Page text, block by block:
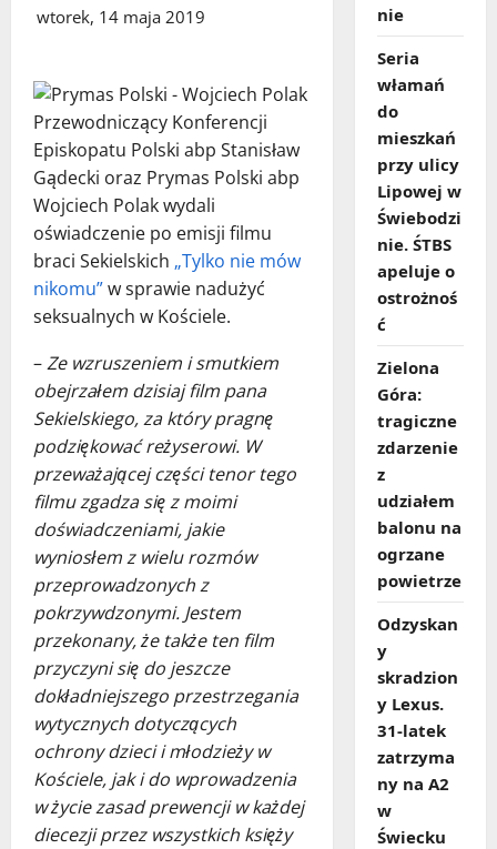
wtorek, 14 maja 2019
Przewodniczący Konferencji
Episkopatu Polski abp Stanisław
Gądecki oraz Prymas Polski abp
Wojciech Polak wydali
oświadczenie po emisji filmu
braci Sekielskich „Tylko nie mów
nikomu”w sprawie nadużyć
seksualnych w Kościele.
–Ze wzruszeniem i smutkiem
obejrzałem dzisiaj film pana
Sekielskiego, za który pragnę
podziękować reżyserowi. W
przeważającej części tenor tego
filmu zgadza się z moimi
doświadczeniami, jakie
wyniosłem z wielu rozmów
przeprowadzonych z
pokrzywdzonymi. Jestem
przekonany, że także ten film
przyczyni się do jeszcze
dokładniejszego przestrzegania
wytycznych dotyczących
ochrony dzieci i młodzieży w
Kościele, jak i do wprowadzenia
w życie zasad prewencji w każdej
diecezji przez wszystkich księży
nie
Seria
włamań
do
mieszkań
przy ulicy
Lipowej w
Świebodzi
nie. ŚTBS
apeluje o
ostrożnoś
ć
Zielona
Góra:
tragiczne
zdarzenie
z
udziałem
balonu na
ogrzane
powietrze
Odzyskan
y
skradzion
y Lexus.
31‑latek
zatrzyma
ny na A2
w
Świecku